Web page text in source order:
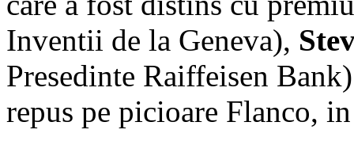
Inventii de la Geneva),
Presedinte Raiffeisen
repus pe picioare Flanco,